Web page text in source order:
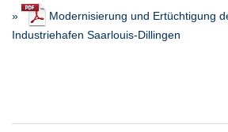
»
Modernisierung und Ertüchtigung
Industriehafen Saarlouis-Dillingen